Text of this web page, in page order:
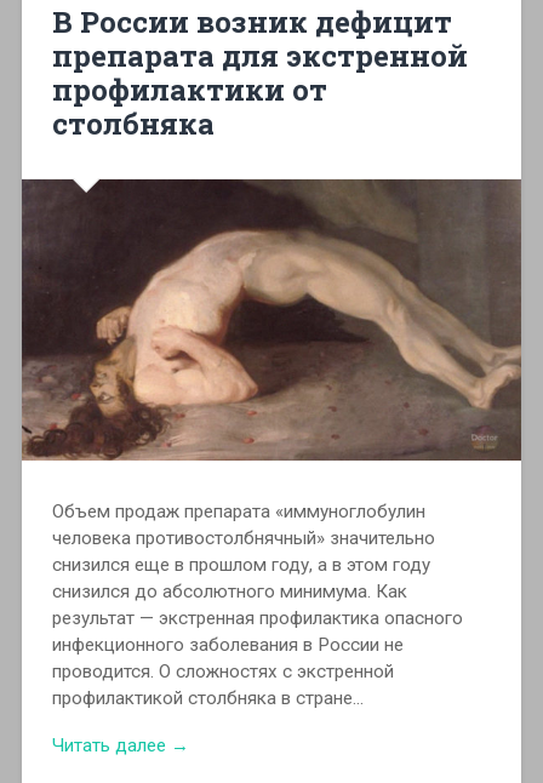
В России возник дефицит
препарата для экстренной
профилактики от
столбняка
Объем продаж препарата «иммуноглобулин
человека противостолбнячный» значительно
снизился еще в прошлом году, а в этом году
снизился до абсолютного минимума. Как
результат — экстренная профилактика опасного
инфекционного заболевания в России не
проводится. О сложностях с экстренной
профилактикой столбняка в стране…
Читать далее →